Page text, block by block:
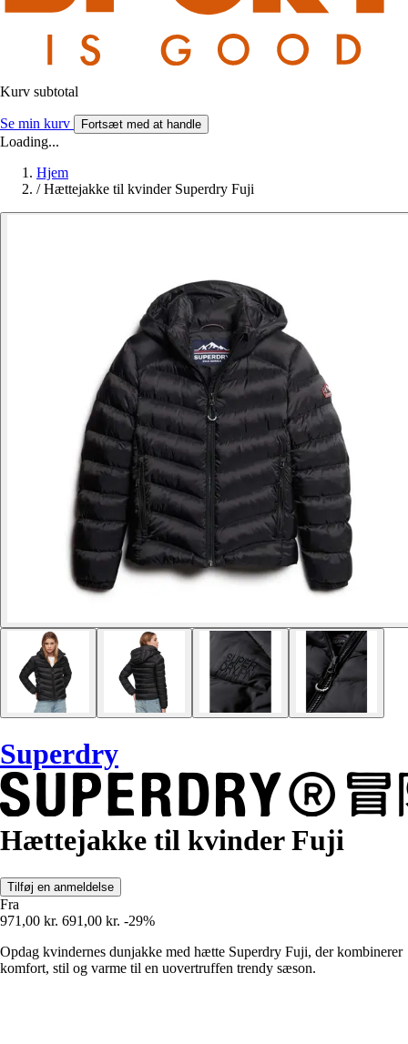
Kurv subtotal
Se min kurv Fortsæt med at handle
Loading...
Hjem
/ Hættejakke til kvinder Superdry Fuji
Superdry
Hættejakke til kvinder Fuji
Tilføj en anmeldelse
Fra
971,00 kr. 691,00 kr. -29%
Opdag kvindernes dunjakke med hætte Superdry Fuji, der kombinerer
komfort, stil og varme til en uovertruffen trendy sæson.